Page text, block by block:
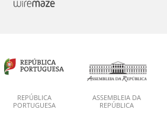
REPÚBLICA
PORTUGUESA
ASSEMBLEIA DA
REPÚBLICA